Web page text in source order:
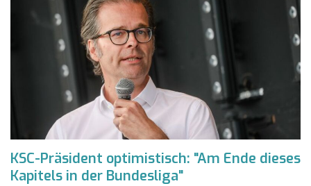
KSC-Präsident optimistisch: "Am Ende dieses
Kapitels in der Bundesliga"